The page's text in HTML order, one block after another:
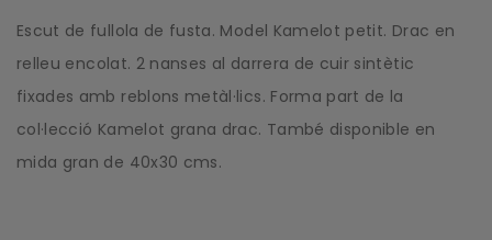
Escut de fullola de fusta. Model Kamelot petit. Drac en
relleu encolat. 2 nanses al darrera de cuir sintètic
fixades amb reblons metàl·lics. Forma part de la
col·lecció Kamelot grana drac. També disponible en
mida gran de 40x30 cms.